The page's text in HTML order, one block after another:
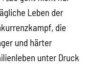
Leben der
die
und härter
unter Druck